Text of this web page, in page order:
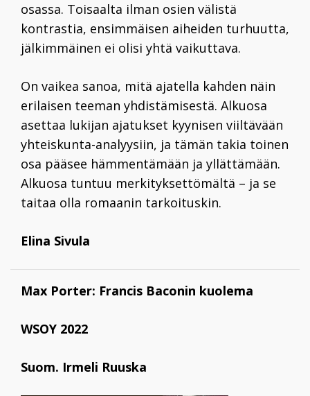
osassa. Toisaalta ilman osien välistä
kontrastia, ensimmäisen aiheiden turhuutta,
jälkimmäinen ei olisi yhtä vaikuttava.
On vaikea sanoa, mitä ajatella kahden näin
erilaisen teeman yhdistämisestä. Alkuosa
asettaa lukijan ajatukset kyynisen viiltävään
yhteiskunta-analyysiin, ja tämän takia toinen
osa pääsee hämmentämään ja yllättämään.
Alkuosa tuntuu merkityksettömältä – ja se
taitaa olla romaanin tarkoituskin.
Elina Sivula
Max Porter: Francis Baconin kuolema
WSOY 2022
Suom. Irmeli Ruuska